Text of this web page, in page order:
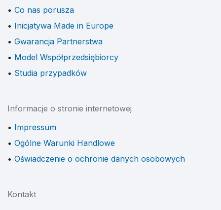
Co nas porusza
Inicjatywa Made in Europe
Gwarancja Partnerstwa
Model Współprzedsiębiorcy
Studia przypadków
Informacje o stronie internetowej
Impressum
Ogólne Warunki Handlowe
Oświadczenie o ochronie danych osobowych
Kontakt